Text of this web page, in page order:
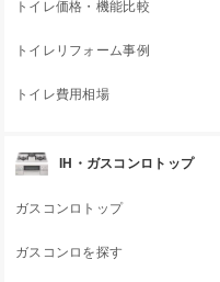
トイレ価格・機能比較
トイレリフォーム事例
トイレ費用相場
IH・ガスコンロトップ
ガスコンロトップ
ガスコンロを探す